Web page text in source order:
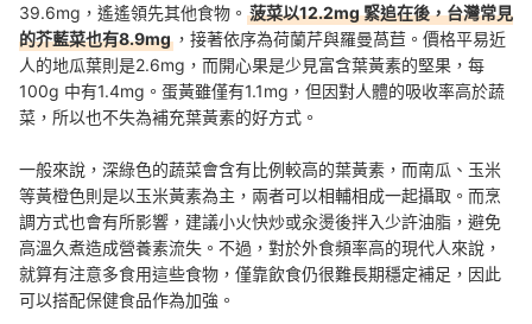
39.6mg，遙遙領先其他食物。 菠菜以12.2mg 緊追在後，台灣常見
的芥藍菜也有8.9mg ，接著依序為荷蘭芹與羅曼萵苣。價格平易近
人的地瓜葉則是2.6mg，而開心果是少見富含葉黃素的堅果，每
100g 中有1.4mg。蛋黃雖僅有1.1mg，但因對人體的吸收率高於蔬
菜，所以也不失為補充葉黃素的好方式。
一般來說，深綠色的蔬菜會含有比例較高的葉黃素，而南瓜、玉米
等黃橙色則是以玉米黃素為主，兩者可以相輔相成一起攝取。而烹
調方式也會有所影響，建議小火快炒或汆燙後拌入少許油脂，避免
高溫久煮造成營養素流失。不過，對於外食頻率高的現代人來說，
就算有注意多食用這些食物，僅靠飲食仍很難長期穩定補足，因此
可以搭配保健食品作為加強。